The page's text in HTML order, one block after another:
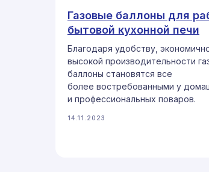
Газовые баллоны для
бытовой кухонной печи
Благодаря удобству,
высокой производительности
баллоны становятся все
более востребованными у
и профессиональных поваров.
14.11.2023